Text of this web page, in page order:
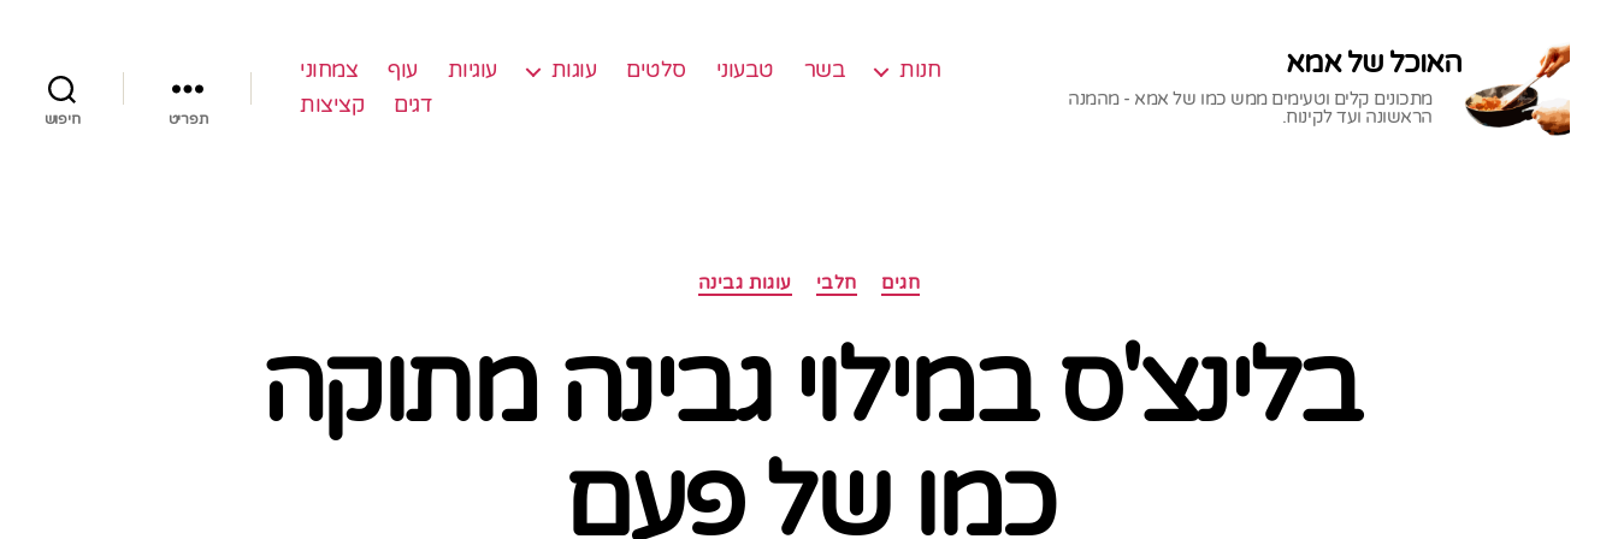
האוכל של אמא
מתכונים קלים וטעימים ממש כמו של אמא - מהמנה
הראשונה ועד לקינוח.
חנות בשר טבעוני סלטים עוגות עוגיות עוף
צמחוני
דגים
קציצות
תפריט חיפוש
קטגוריות חגים חלבי עוגות גבינה
בלינצ'ס במילוי גבינה מתוקה
כמו של פעם